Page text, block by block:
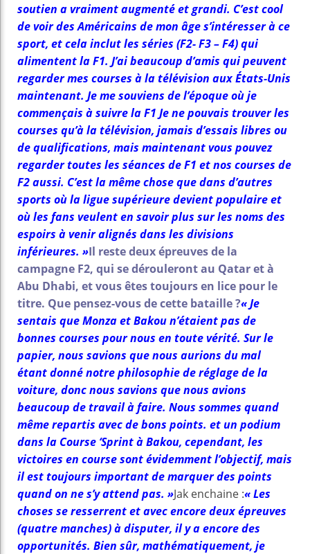
soutien a vraiment augmenté et grandi. C’est cool
de voir des Américains de mon âge s’intéresser à ce
sport, et cela inclut les séries (F2- F3 – F4) qui
alimentent la F1. J’ai beaucoup d’amis qui peuvent
regarder mes courses à la télévision aux États-Unis
maintenant. Je me souviens de l’époque où je
commençais à suivre la F1 Je ne pouvais trouver les
courses qu’à la télévision, jamais d’essais libres ou
de qualifications, mais maintenant vous pouvez
regarder toutes les séances de F1 et nos courses de
F2 aussi. C’est la même chose que dans d’autres
sports où la ligue supérieure devient populaire et
où les fans veulent en savoir plus sur les noms des
espoirs à venir alignés dans les divisions
inférieures. »Il reste deux épreuves de la
campagne F2, qui se dérouleront au Qatar et à
Abu Dhabi, et vous êtes toujours en lice pour le
titre. Que pensez-vous de cette bataille ?« Je
sentais que Monza et Bakou n’étaient pas de
bonnes courses pour nous en toute vérité. Sur le
papier, nous savions que nous aurions du mal
étant donné notre philosophie de réglage de la
voiture, donc nous savions que nous avions
beaucoup de travail à faire. Nous sommes quand
même repartis avec de bons points. et un podium
dans la Course ‘Sprint à Bakou, cependant, les
victoires en course sont évidemment l’objectif, mais
il est toujours important de marquer des points
quand on ne s’y attend pas. »Jak enchaine :« Les
choses se resserrent et avec encore deux épreuves
(quatre manches) à disputer, il y a encore des
opportunités. Bien sûr, mathématiquement, je